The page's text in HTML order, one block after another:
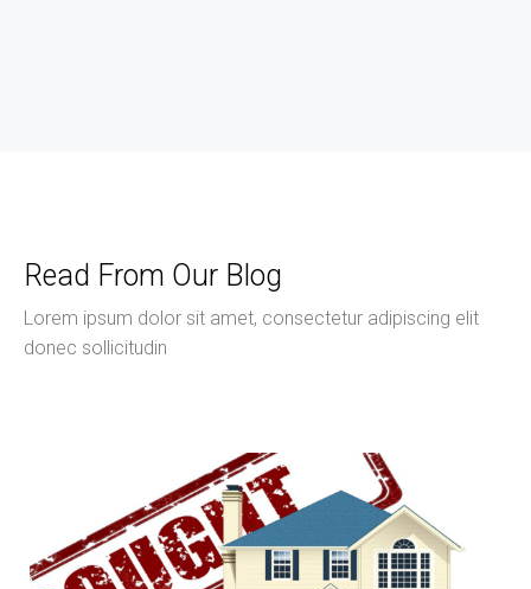
Read From Our Blog
Lorem ipsum dolor sit amet, consectetur adipiscing elit
donec sollicitudin